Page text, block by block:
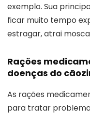
exemplo. Sua
ficar muito tempo
estragar, atrai
Rações
doenças do
As rações
para tratar